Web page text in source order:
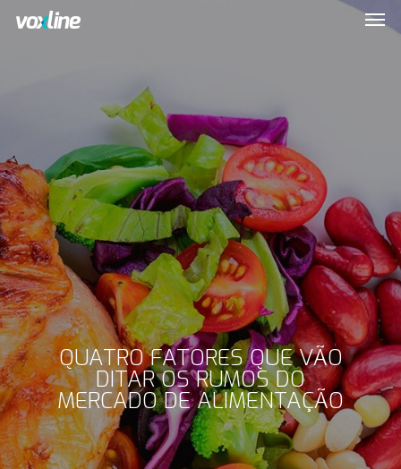
QUATRO FATORES QUE VÃO
DITAR OS RUMOS DO
MERCADO DE ALIMENTAÇÃO